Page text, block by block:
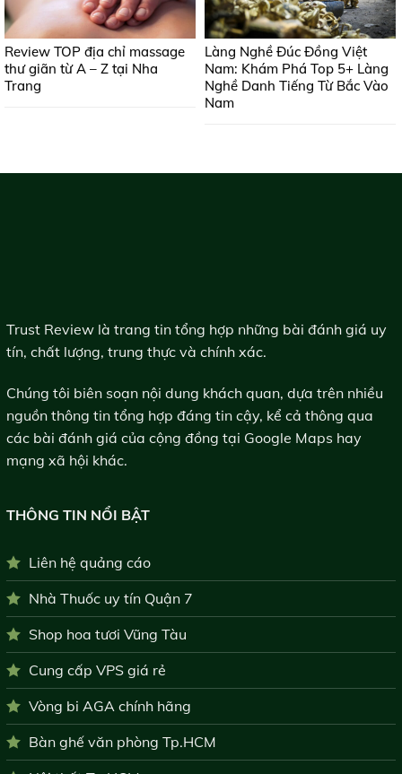
Review TOP địa chỉ massage
thư giãn từ A – Z tại Nha
Trang
Làng Nghề Đúc Đồng Việt
Nam: Khám Phá Top 5+ Làng
Nghề Danh Tiếng Từ Bắc Vào
Nam
Trust Review là trang tin tổng hợp những bài đánh giá uy
tín, chất lượng, trung thực và chính xác.
Chúng tôi biên soạn nội dung khách quan, dựa trên nhiều
nguồn thông tin tổng hợp đáng tin cậy, kể cả thông qua
các bài đánh giá của cộng đồng tại Google Maps hay
mạng xã hội khác.
THÔNG TIN NỔI BẬT
Liên hệ quảng cáo
Nhà Thuốc uy tín Quận 7
Shop hoa tươi Vũng Tàu
Cung cấp VPS giá rẻ
Vòng bi AGA chính hãng
Bàn ghế văn phòng Tp.HCM